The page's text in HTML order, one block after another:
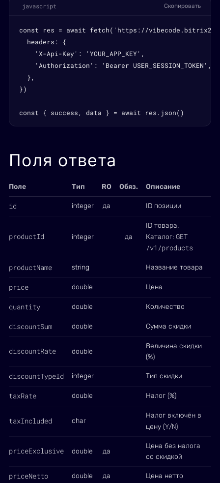
javascript Скопировать
const res = await fetch('https://
  headers: {
    'X-Api-Key': 'YOUR_APP_KEY',
    'Authorization': 'Bearer USER_SESSION_TOKEN',
  },
})
const { success, data } = await res.json()
Поля ответа
Поле Тип RO Обяз. Описание
id integer да ID позиции
productId integer да
ID товара.
Каталог: GET
/v1/products
productName string Название товара
price double Цена
quantity double Количество
discountSum double Сумма скидки
discountRate double
Величина скидки
(%)
discountTypeId integer Тип скидки
taxRate double Налог (%)
taxIncluded char
Налог включён в
цену (Y/N)
priceExclusive double да
Цена без налога
со скидкой
priceNetto double да Цена нетто